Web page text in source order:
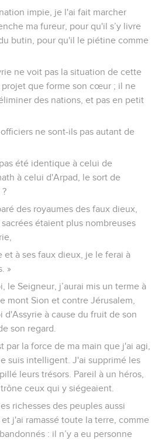
impie, je l'ai fait marcher
ma fureur, pour qu'il s’y livre
butin, pour qu'il le piétine comme
ne voit pas la situation de cette
projet que forme son cœur ; il ne
des nations, et pas en petit
ne sont-ils pas autant de
été identique à celui de
à celui d'Arpad, le sort de
?
des royaumes des faux dieux,
étaient plus nombreuses
et à ses faux dieux, je le ferai à
»
le Seigneur, j’aurai mis un terme à
Sion et contre Jérusalem,
d'Assyrie à cause du fruit de son
son regard.
par la force de ma main que j'ai agi,
suis intelligent. J'ai supprimé les
leurs trésors. Pareil à un héros,
ceux qui y siégeaient.
richesses des peuples aussi
j'ai ramassé toute la terre, comme
: il n’y a eu personne